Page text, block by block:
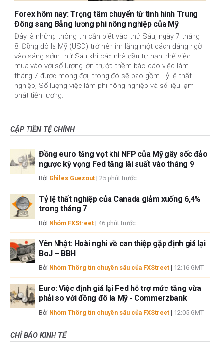
Forex hôm nay: Trọng tâm chuyển từ tình hình Trung
Đông sang Bảng lương phi nông nghiệp của Mỹ
Đây là những thông tin cần biết vào thứ Sáu, ngày 7 tháng
8: Đồng đô la Mỹ (USD) trở nên im lặng một cách đáng ngờ
vào sáng sớm thứ Sáu khi các nhà đầu tư hạn chế việc
mua vào với số lượng lớn trước thềm báo cáo việc làm
tháng 7 được mong đợi, trong đó sẽ bao gồm Tỷ lệ thất
nghiệp, Số lượng việc làm phi nông nghiệp và số liệu lạm
phát tiền lương.
CẶP TIỀN TỆ CHÍNH
Đồng euro tăng vọt khi NFP của Mỹ gây sốc đảo
ngược kỳ vọng Fed tăng lãi suất vào tháng 9
Bởi Ghiles Guezout | 25 phút trước
Tỷ lệ thất nghiệp của Canada giảm xuống 6,4%
trong tháng 7
Bởi Nhóm FXStreet | 46 phút trước
Yên Nhật: Hoài nghi về can thiệp gặp định giá lại
BoJ – BBH
Bởi Nhóm Thông tin chuyên sâu của FXStreet | 12:16 GMT
Euro: Việc định giá lại Fed hỗ trợ mức tăng vừa
phải so với đồng đô la Mỹ - Commerzbank
Bởi Nhóm Thông tin chuyên sâu của FXStreet | 12:05 GMT
CHỈ BÁO KINH TẾ